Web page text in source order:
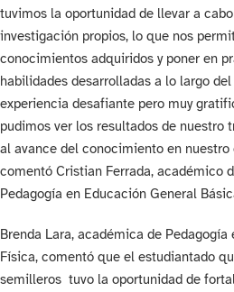
tuvimos la oportunidad de llevar a
investigación propios, lo que nos
conocimientos adquiridos y poner en
habilidades desarrolladas a lo largo del
experiencia desafiante pero muy
pudimos ver los resultados de nuestro
al avance del conocimiento en nuestro
comentó Cristian Ferrada, académico
Pedagogía en Educación General
Brenda Lara, académica de Pedagogía
Física, comentó que el estudiantado
semilleros tuvo la oportunidad de